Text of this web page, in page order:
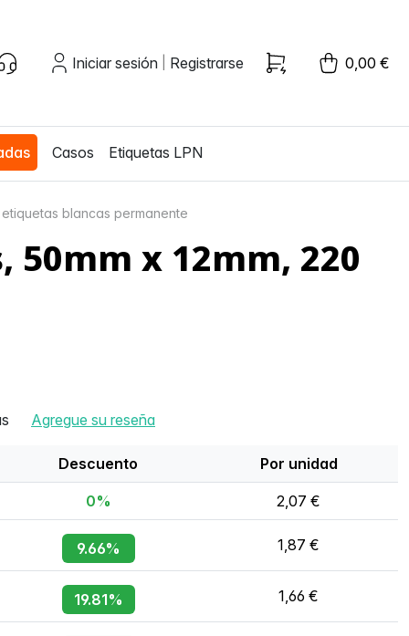
Iniciar sesión Registrarse 0,00 €
Casos Etiquetas LPN
etiquetas blancas permanente
50mm x 12mm, 220
Agregue su reseña
Descuento Por unidad
0% 2,07 €
9.66% 1,87 €
19.81% 1,66 €